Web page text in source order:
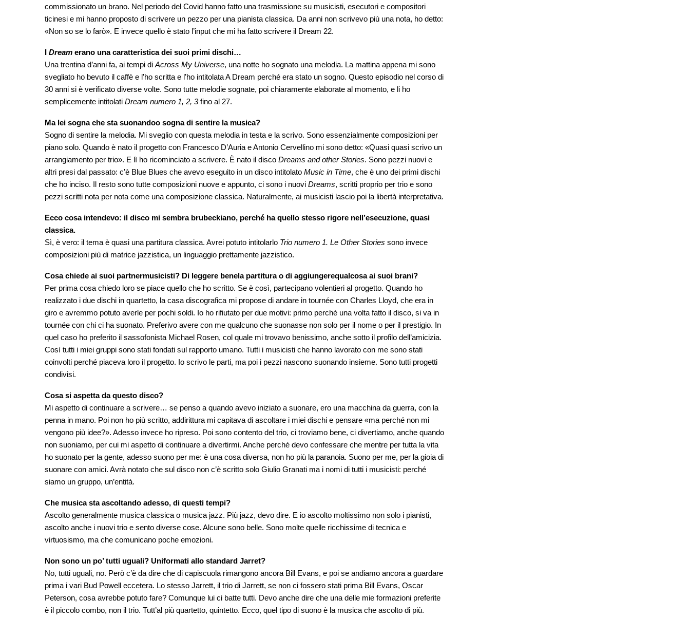
commissionato un brano. Nel periodo del Covid hanno fatto una trasmissione su musicisti, esecutori e compositori
ticinesi e mi hanno proposto di scrivere un pezzo per una pianista classica. Da anni non scrivevo più una nota, ho detto:
«Non so se lo farò». E invece quello è stato l’input che mi ha fatto scrivere il Dream 22.
I Dream erano una caratteristica dei suoi primi dischi…
Una trentina d’anni fa, ai tempi di Across My Universe, una notte ho sognato una melodia. La mattina appena mi sono
svegliato ho bevuto il caffè e l’ho scritta e l’ho intitolata A Dream perché era stato un sogno. Questo episodio nel corso di
30 anni si è verificato diverse volte. Sono tutte melodie sognate, poi chiaramente elaborate al momento, e li ho
semplicemente intitolati Dream numero 1, 2, 3fino al 27.
Ma lei sogna che sta suonandoo sogna di sentire la musica?
Sogno di sentire la melodia. Mi sveglio con questa melodia in testa e la scrivo. Sono essenzialmente composizioni per
piano solo. Quando è nato il progetto con Francesco D’Auria e Antonio Cervellino mi sono detto: «Quasi quasi scrivo un
arrangiamento per trio». E lì ho ricominciato a scrivere. È nato il disco Dreams and other Stories. Sono pezzi nuovi e
altri presi dal passato: c’è Blue Blues che avevo eseguito in un disco intitolato Music in Time, che è uno dei primi dischi
che ho inciso. Il resto sono tutte composizioni nuove e appunto, ci sono i nuovi Dreams, scritti proprio per trio e sono
pezzi scritti nota per nota come una composizione classica. Naturalmente, ai musicisti lascio poi la libertà interpretativa.
Ecco cosa intendevo: il disco mi sembra brubeckiano, perché ha quello stesso rigore nell’esecuzione, quasi
classica.
Sì, è vero: il tema è quasi una partitura classica. Avrei potuto intitolarlo Trio numero 1. Le Other Stories sono invece
composizioni più di matrice jazzistica, un linguaggio prettamente jazzistico.
Cosa chiede ai suoi partnermusicisti? Di leggere benela partitura o di aggiungerequalcosa ai suoi brani?
Per prima cosa chiedo loro se piace quello che ho scritto. Se è così, partecipano volentieri al progetto. Quando ho
realizzato i due dischi in quartetto, la casa discografica mi propose di andare in tournée con Charles Lloyd, che era in
giro e avremmo potuto averle per pochi soldi. Io ho rifiutato per due motivi: primo perché una volta fatto il disco, si va in
tournée con chi ci ha suonato. Preferivo avere con me qualcuno che suonasse non solo per il nome o per il prestigio. In
quel caso ho preferito il sassofonista Michael Rosen, col quale mi trovavo benissimo, anche sotto il profilo dell’amicizia.
Così tutti i miei gruppi sono stati fondati sul rapporto umano. Tutti i musicisti che hanno lavorato con me sono stati
coinvolti perché piaceva loro il progetto. Io scrivo le parti, ma poi i pezzi nascono suonando insieme. Sono tutti progetti
condivisi.
Cosa si aspetta da questo disco?
Mi aspetto di continuare a scrivere… se penso a quando avevo iniziato a suonare, ero una macchina da guerra, con la
penna in mano. Poi non ho più scritto, addirittura mi capitava di ascoltare i miei dischi e pensare «ma perché non mi
vengono più idee?». Adesso invece ho ripreso. Poi sono contento del trio, ci troviamo bene, ci divertiamo, anche quando
non suoniamo, per cui mi aspetto di continuare a divertirmi. Anche perché devo confessare che mentre per tutta la vita
ho suonato per la gente, adesso suono per me: è una cosa diversa, non ho più la paranoia. Suono per me, per la gioia di
suonare con amici. Avrà notato che sul disco non c’è scritto solo Giulio Granati ma i nomi di tutti i musicisti: perché
siamo un gruppo, un’entità.
Che musica sta ascoltando adesso, di questi tempi?
Ascolto generalmente musica classica o musica jazz. Più jazz, devo dire. E io ascolto moltissimo non solo i pianisti,
ascolto anche i nuovi trio e sento diverse cose. Alcune sono belle. Sono molte quelle ricchissime di tecnica e
virtuosismo, ma che comunicano poche emozioni.
Non sono un po’ tutti uguali? Uniformati allo standard Jarret?
No, tutti uguali, no. Però c’è da dire che di capiscuola rimangono ancora Bill Evans, e poi se andiamo ancora a guardare
prima i vari Bud Powell eccetera. Lo stesso Jarrett, il trio di Jarrett, se non ci fossero stati prima Bill Evans, Oscar
Peterson, cosa avrebbe potuto fare? Comunque lui ci batte tutti. Devo anche dire che una delle mie formazioni preferite
è il piccolo combo, non il trio. Tutt’al più quartetto, quintetto. Ecco, quel tipo di suono è la musica che ascolto di più.